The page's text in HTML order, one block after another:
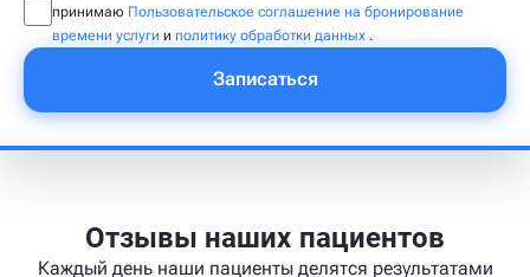
принимаю Пользовательское соглашение на бронирование
времени услуги и политику обработки данных .
Записаться
Отзывы наших пациентов
Каждый день наши пациенты делятся результатами